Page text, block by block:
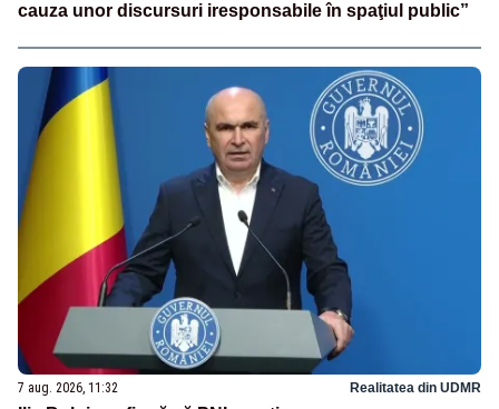
cauza unor discursuri iresponsabile în spaţiul public”
7 aug. 2026, 11:32 Realitatea din UDMR